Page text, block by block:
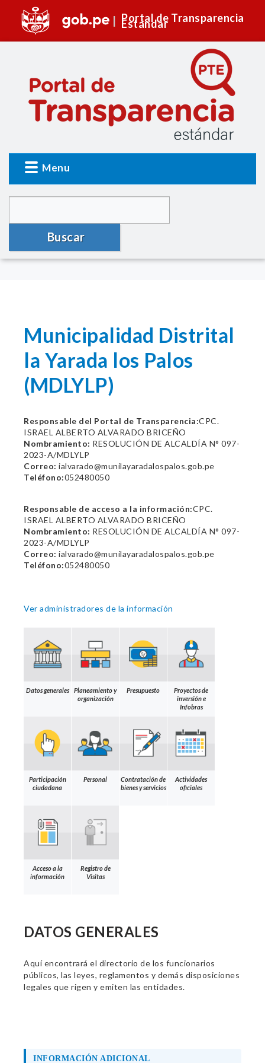
Portal de Transparencia
Estándar
Menu
Buscar
Municipalidad Distrital
la Yarada los Palos
(MDLYLP)
Responsable del Portal de Transparencia:CPC.
ISRAEL ALBERTO ALVARADO BRICEÑO
Nombramiento: RESOLUCIÓN DE ALCALDÍA N° 097-
2023-A/MDLYLP
Correo: ialvarado@munilayaradalospalos.gob.pe
Teléfono:052480050
Responsable de acceso a la información:CPC.
ISRAEL ALBERTO ALVARADO BRICEÑO
Nombramiento: RESOLUCIÓN DE ALCALDÍA N° 097-
2023-A/MDLYLP
Correo: ialvarado@munilayaradalospalos.gob.pe
Teléfono:052480050
Ver administradores de la información
Datos generales
Planeamiento y
organización
Presupuesto
Proyectos de
inversión e
Infobras
Participación
ciudadana
Personal
Contratación de
bienes y servicios
Actividades
oficiales
Acceso a la
información
Registro de
Visitas
DATOS GENERALES
Aquí encontrará el directorio de los funcionarios
públicos, las leyes, reglamentos y demás disposiciones
legales que rigen y emiten las entidades.
INFORMACIÓN ADICIONAL